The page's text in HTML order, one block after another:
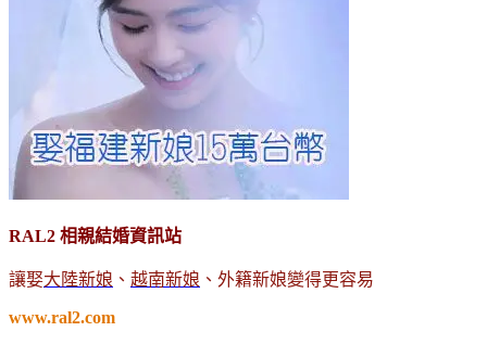
RAL2 相親結婚資訊站
讓娶大陸新娘 、 越南新娘 、外籍新娘變得更容易
www.ral2.com